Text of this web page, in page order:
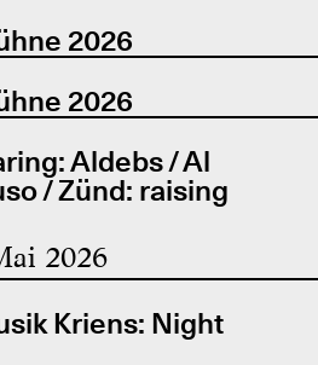
2026
2026
Aldebs / Al
/ Zünd: raising
2026
Kriens: Night